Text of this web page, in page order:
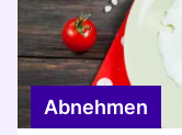
Abnehmen